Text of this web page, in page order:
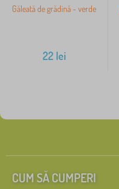
Găleată de grădină - verde
22lei
CUM SĂ CUMPERI